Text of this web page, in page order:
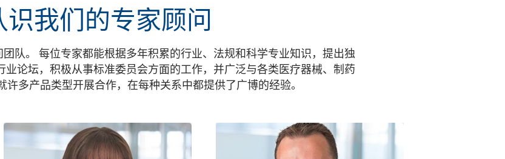
识我们的专家顾问
队。 每位专家都能根据多年积累的行业、法规和科学专业知识，提出独
业论坛，积极从事标准委员会方面的工作，并广泛与各类医疗器械、制药
多产品类型开展合作，在每种关系中都提供了广博的经验。